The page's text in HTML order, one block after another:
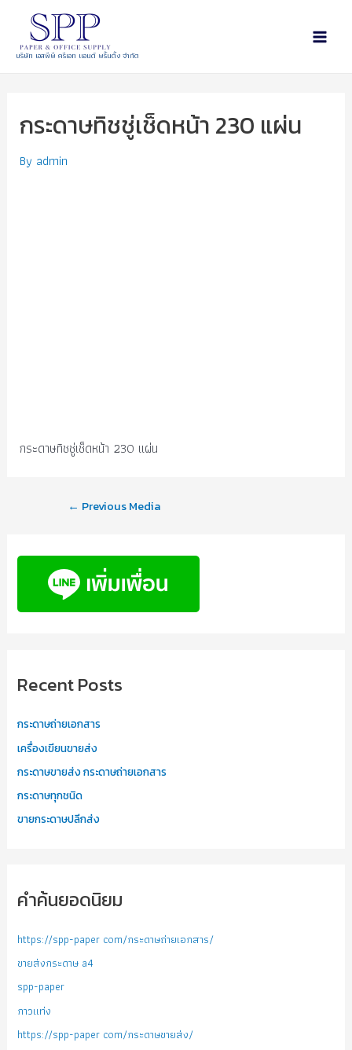
บริษัท เอสพีพี ครีเอท แอนด์ พริ้นติ้ง จำกัด
กระดาษทิชชู่เช็ดหน้า 230 แผ่น
By admin
กระดาษทิชชู่เช็ดหน้า 230 แผ่น
← Previous Media
Recent Posts
กระดาษถ่ายเอกสาร
เครื่องเขียนขายส่ง
กระดาษขายส่ง กระดาษถ่ายเอกสาร
กระดาษทุกชนิด
ขายกระดาษปลีกส่ง
คำค้นยอดนิยม
https://spp-paper com/กระดาษถ่ายเอกสาร/
ขายส่งกระดาษ a4
spp-paper
กาวแท่ง
https://spp-paper com/กระดาษขายส่ง/